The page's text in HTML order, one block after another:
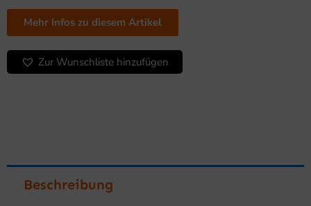
Serie
750
mit
Unterbau
Menge
Mehr Infos zu diesem Artikel
Zur Wunschliste hinzufügen
Beschreibung